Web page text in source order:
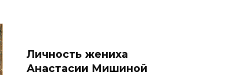
Личность жениха
Анастасии Мишиной